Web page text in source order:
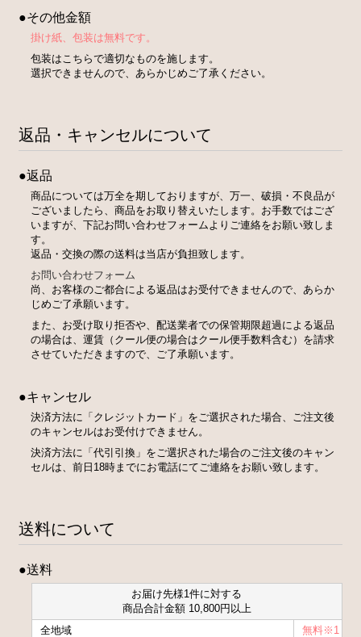
●その他金額
掛け紙、包装は無料です。
包装はこちらで適切なものを施します。
選択できませんので、あらかじめご了承ください。
返品・キャンセルについて
●返品
商品については万全を期しておりますが、万一、破損・不良品が
ございましたら、商品をお取り替えいたします。お手数ではござ
いますが、下記お問い合わせフォームよりご連絡をお願い致しま
す。
返品・交換の際の送料は当店が負担致します。
お問い合わせフォーム
尚、お客様のご都合による返品はお受付できませんので、あらか
じめご了承願います。
また、お受け取り拒否や、配送業者での保管期限超過による返品
の場合は、運賃（クール便の場合はクール便手数料含む）を請求
させていただきますので、ご了承願います。
●キャンセル
決済方法に「クレジットカード」をご選択された場合、ご注文後
のキャンセルはお受付けできません。
決済方法に「代引引換」をご選択された場合のご注文後のキャン
セルは、前日18時までにお電話にてご連絡をお願い致します。
送料について
●送料
お届け先様1件に対する
商品合計金額 10,800円以上
全地域
無料※1